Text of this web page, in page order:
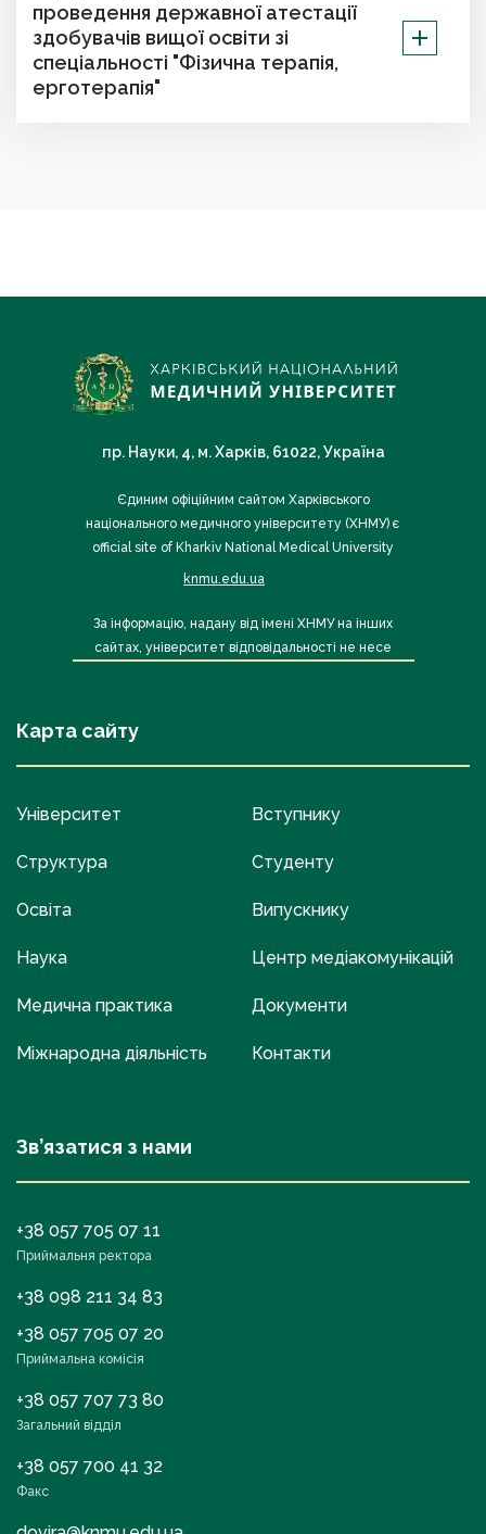
проведення державної атестації
здобувачів вищої освіти зі
спеціальності "Фізична терапія,
ерготерапія"
пр. Науки, 4, м. Харків, 61022, Україна
Єдиним офіційним сайтом Харківського
національного медичного університету (ХНМУ) є
official site of Kharkiv National Medical University
knmu.edu.ua
За інформацію, надану від імені ХНМУ на інших
сайтах, університет відповідальності не несе
Карта сайту
Університет
Структура
Освіта
Наука
Медична практика
Міжнародна діяльність
Вступнику
Студенту
Випускнику
Центр медіакомунікацій
Документи
Контакти
Зв’язатися з нами
+38 057 705 07 11
Приймальня ректора
+38 098 211 34 83
+38 057 705 07 20
Приймальна комісія
+38 057 707 73 80
Загальний відділ
+38 057 700 41 32
Факс